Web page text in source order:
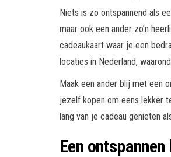
Niets is zo ontspannend als
maar ook een ander zo’n
cadeaukaart waar je een
locaties in Nederland,
Maak een ander blij met een
jezelf kopen om eens lekker
lang van je cadeau genieten
Een